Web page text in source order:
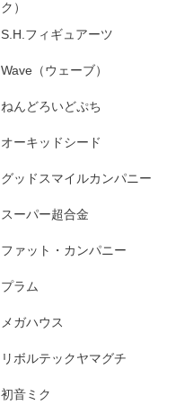
ク）
S.H.フィギュアーツ
Wave（ウェーブ）
ねんどろいどぷち
オーキッドシード
グッドスマイルカンパニー
スーパー超合金
ファット・カンパニー
プラム
メガハウス
リボルテックヤマグチ
初音ミク